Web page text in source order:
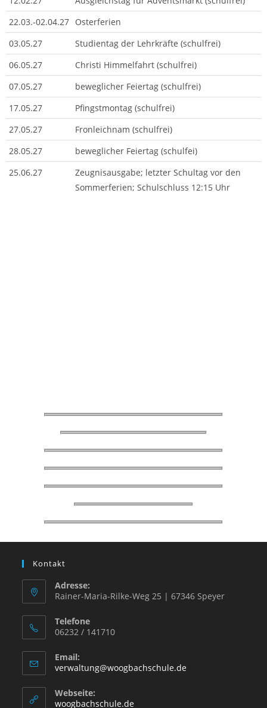
22.03.-02.04.27 Osterferien
03.05.27
Studientag der Lehrkräfte (schulfrei)
06.05.27
Christi Himmelfahrt (schulfrei)
07.05.27
beweglicher Feiertag (schulfrei)
17.05.27
Pfingstmontag (schulfrei)
27.05.27
Fronleichnam (schulfrei)
28.05.27
beweglicher Feiertag (schulfei)
25.06.27
Zeugnisausgabe; letzter Schultag vor den
Sommerferien; Schulschluss 12:15 Uhr
Kontakt
Adresse:
Rainer-Maria-Rilke-Weg 25 | 67346 Speyer
Telefone
06232 / 141710
Email:
verwaltung@woogbachschule.de
Webseite:
woogbachschule.de